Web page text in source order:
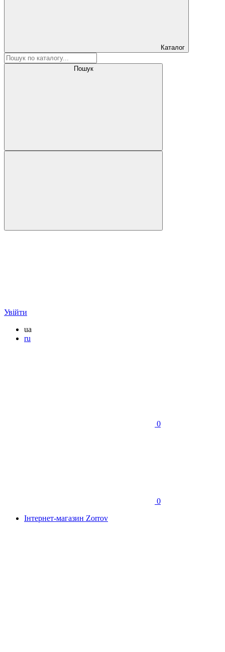
Каталог
Пошук
Увійти
ua
ru
0
0
Інтернет-магазин Zorrov